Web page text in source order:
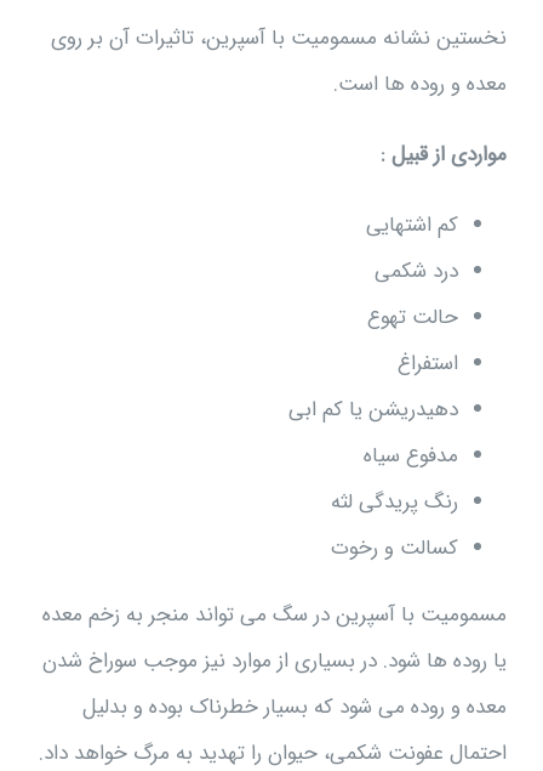
نخستین نشانه مسمومیت با آسپرین، تاثیرات آن بر روی
معده و روده ها است.
مواردی از قبیل :
کم اشتهایی
درد شکمی
حالت تهوع
استفراغ
دهیدریشن یا کم ابی
مدفوع سیاه
رنگ پریدگی لثه
کسالت و رخوت
مسمومیت با آسپرین در سگ می تواند منجر به زخم معده
یا روده ها شود. در بسیاری از موارد نیز موجب سوراخ شدن
معده و روده می شود که بسیار خطرناک بوده و بدلیل
احتمال عفونت شکمی، حیوان را تهدید به مرگ خواهد داد.